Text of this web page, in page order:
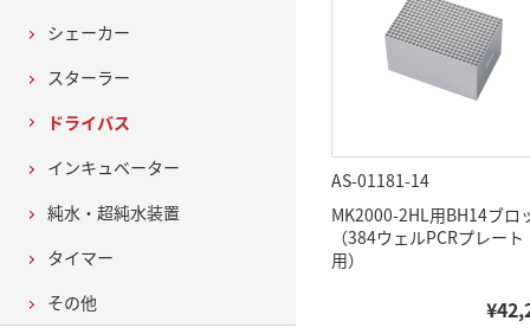
AS-01181-14
MK2000-2HL用BH14ブロ
（384ウェルPCRプレート
用）
シェーカー
スターラー
ドライバス
インキュベーター
純水・超純水装置
タイマー
その他